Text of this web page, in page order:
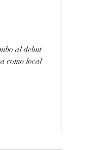
al debut
como local